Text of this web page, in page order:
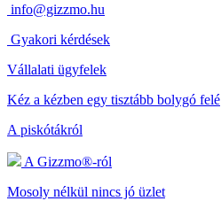
info@gizzmo.hu
Gyakori kérdések
Vállalati ügyfelek
Kéz a kézben egy tisztább bolygó felé
A piskótákról
A Gizzmo®-ról
Mosoly nélkül nincs jó üzlet